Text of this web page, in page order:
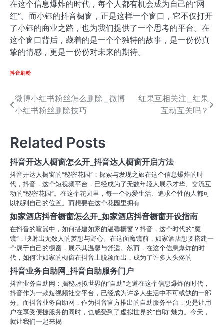
在这个信息爆炸的时代，每个人都有机会成为自己的“网
红”。而小钰的抖音橱窗，正是这样一个窗口，它不仅打开
了小钰的商业之路，也为我们提供了一个思考的平台。在
这个窗口背后，藏着的是一个个独特的故事，是一份份真
挚的情感，更是一份份对未来的期待。
抖音刷粉
文
章
导
航
微博小红书粉丝怎么删除_微博
小红书粉丝删除技巧
红果互相关注_红果
互动互关吗？
Related Posts
抖音开达人橱窗怎么开_抖音达人橱窗开启方法
抖音开达人橱窗的“秘密花园”：探索与发现之旅在这个信息爆炸的时
代，抖音，这个短视频平台，已经成为了无数年轻人展示才华、交流互
动的“秘密花园”。在这个花园里，每一个热爱生活、追求个性的人都可
以找到自己的位置。而想要在这个花园里拥有
如家酒店抖音橱窗怎么开_如家酒店抖音橱窗开设指南
在抖音的喧嚣中，如何搭建如家的温馨橱窗？抖音，这个时代的“魔
镜”，映射出无数人的梦想与野心。在这面魔镜前，如家酒店想要搭建一
个属于自己的橱窗，展示其温馨与舒适。然而，在这个信息爆炸的时
代，如何让如家的橱窗在抖音上脱颖而出，成为了许多人头疼的
抖音业务自助网_抖音自助服务门户
抖音业务自助网：揭秘虚拟世界的“自助”之道在这个信息爆炸的时代，
抖音作为一款短视频社交平台，已经成为许多人生活中不可或缺的一部
分。而抖音业务自助网，作为抖音官方推出的自助服务平台，更是让用
户在享受便捷服务的同时，也感受到了虚拟世界的“自助”魅力。今天，
就让我们一起来揭